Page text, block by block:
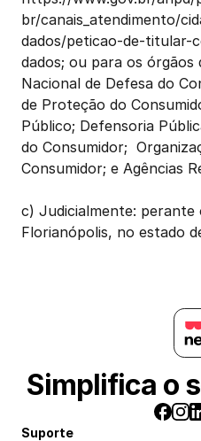
br/canais_atendimento/
dados/peticao-de-titular-
dados; ou para os órgãos
Nacional de Defesa do
de Proteção do
Público; Defensoria
do Consumidor;
Consumidor; e Agências
c) Judicialmente:
Florianópolis, no estado
Simplifica o
Suporte